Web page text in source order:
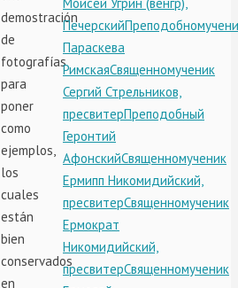
demostración
de
fotografías
para
poner
como
ejemplos,
los
cuales
están
bien
conservados
en
Моисей Угрин (венгр),
Печерский
Параскева
РимскаяСвященномученик
Сергий Стрельников,
пресвитерПреподобный
Геронтий
АфонскийСвященномученик
Ермипп Никомидийский,
пресвитерСвященномученик
Ермократ
Никомидийский,
пресвитерСвященномученик